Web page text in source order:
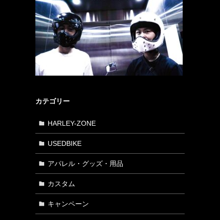
カテゴリー
HARLEY-ZONE
USEDBIKE
アパレル・グッズ・用品
カスタム
キャンペーン